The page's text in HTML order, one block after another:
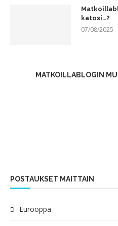
katosi…?
07/08/2025
MATKOILLABLOGIN
POSTAUKSET MAITTAIN
Eurooppa